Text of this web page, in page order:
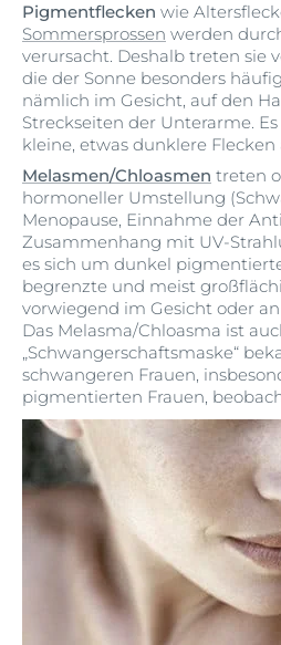
Pigmentflecken wie
Sommersprossen werden
verursacht. Deshalb treten sie
die der Sonne besonders
nämlich im Gesicht, auf den
Streckseiten der Unterarme.
kleine, etwas dunklere Flecken
Melasmen/Chloasmen treten
hormoneller Umstellung
Menopause, Einnahme der
Zusammenhang mit UV-
es sich um dunkel
begrenzte und meist
vorwiegend im Gesicht oder
Das Melasma/Chloasma ist
„Schwangerschaftsmaske“
schwangeren Frauen,
pigmentierten Frauen,